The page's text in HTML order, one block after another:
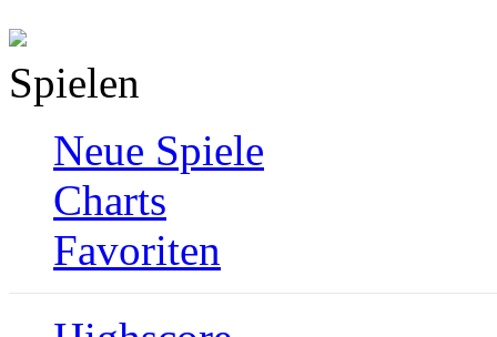
Spielen
Neue Spiele
Charts
Favoriten